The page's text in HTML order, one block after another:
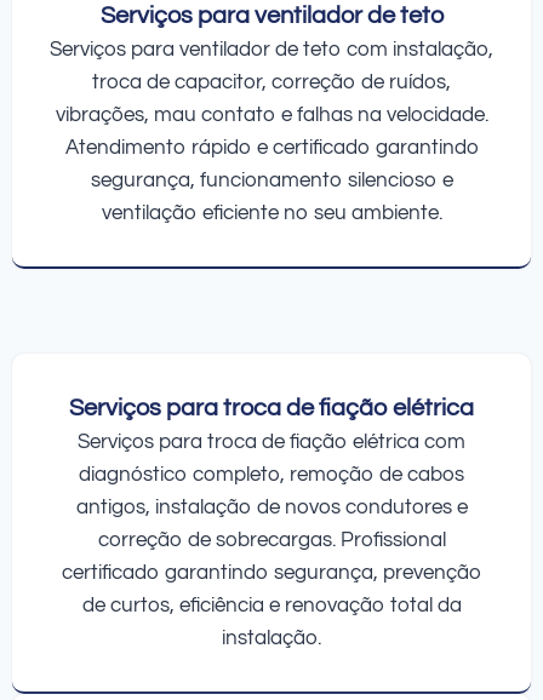
Serviços para ventilador de teto
Serviços para ventilador de teto com instalação,
troca de capacitor, correção de ruídos,
vibrações, mau contato e falhas na velocidade.
Atendimento rápido e certificado garantindo
segurança, funcionamento silencioso e
ventilação eficiente no seu ambiente.
Serviços para troca de fiação elétrica
Serviços para troca de fiação elétrica com
diagnóstico completo, remoção de cabos
antigos, instalação de novos condutores e
correção de sobrecargas. Profissional
certificado garantindo segurança, prevenção
de curtos, eficiência e renovação total da
instalação.